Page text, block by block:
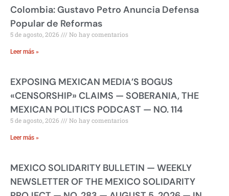
Colombia: Gustavo Petro Anuncia Defensa
Popular de Reformas
5 de agosto, 2026 No hay comentarios
Leer más »
EXPOSING MEXICAN MEDIA’S BOGUS
«CENSORSHIP» CLAIMS — SOBERANIA, THE
MEXICAN POLITICS PODCAST — NO. 114
5 de agosto, 2026 No hay comentarios
Leer más »
MEXICO SOLIDARITY BULLETIN — WEEKLY
NEWSLETTER OF THE MEXICO SOLIDARITY